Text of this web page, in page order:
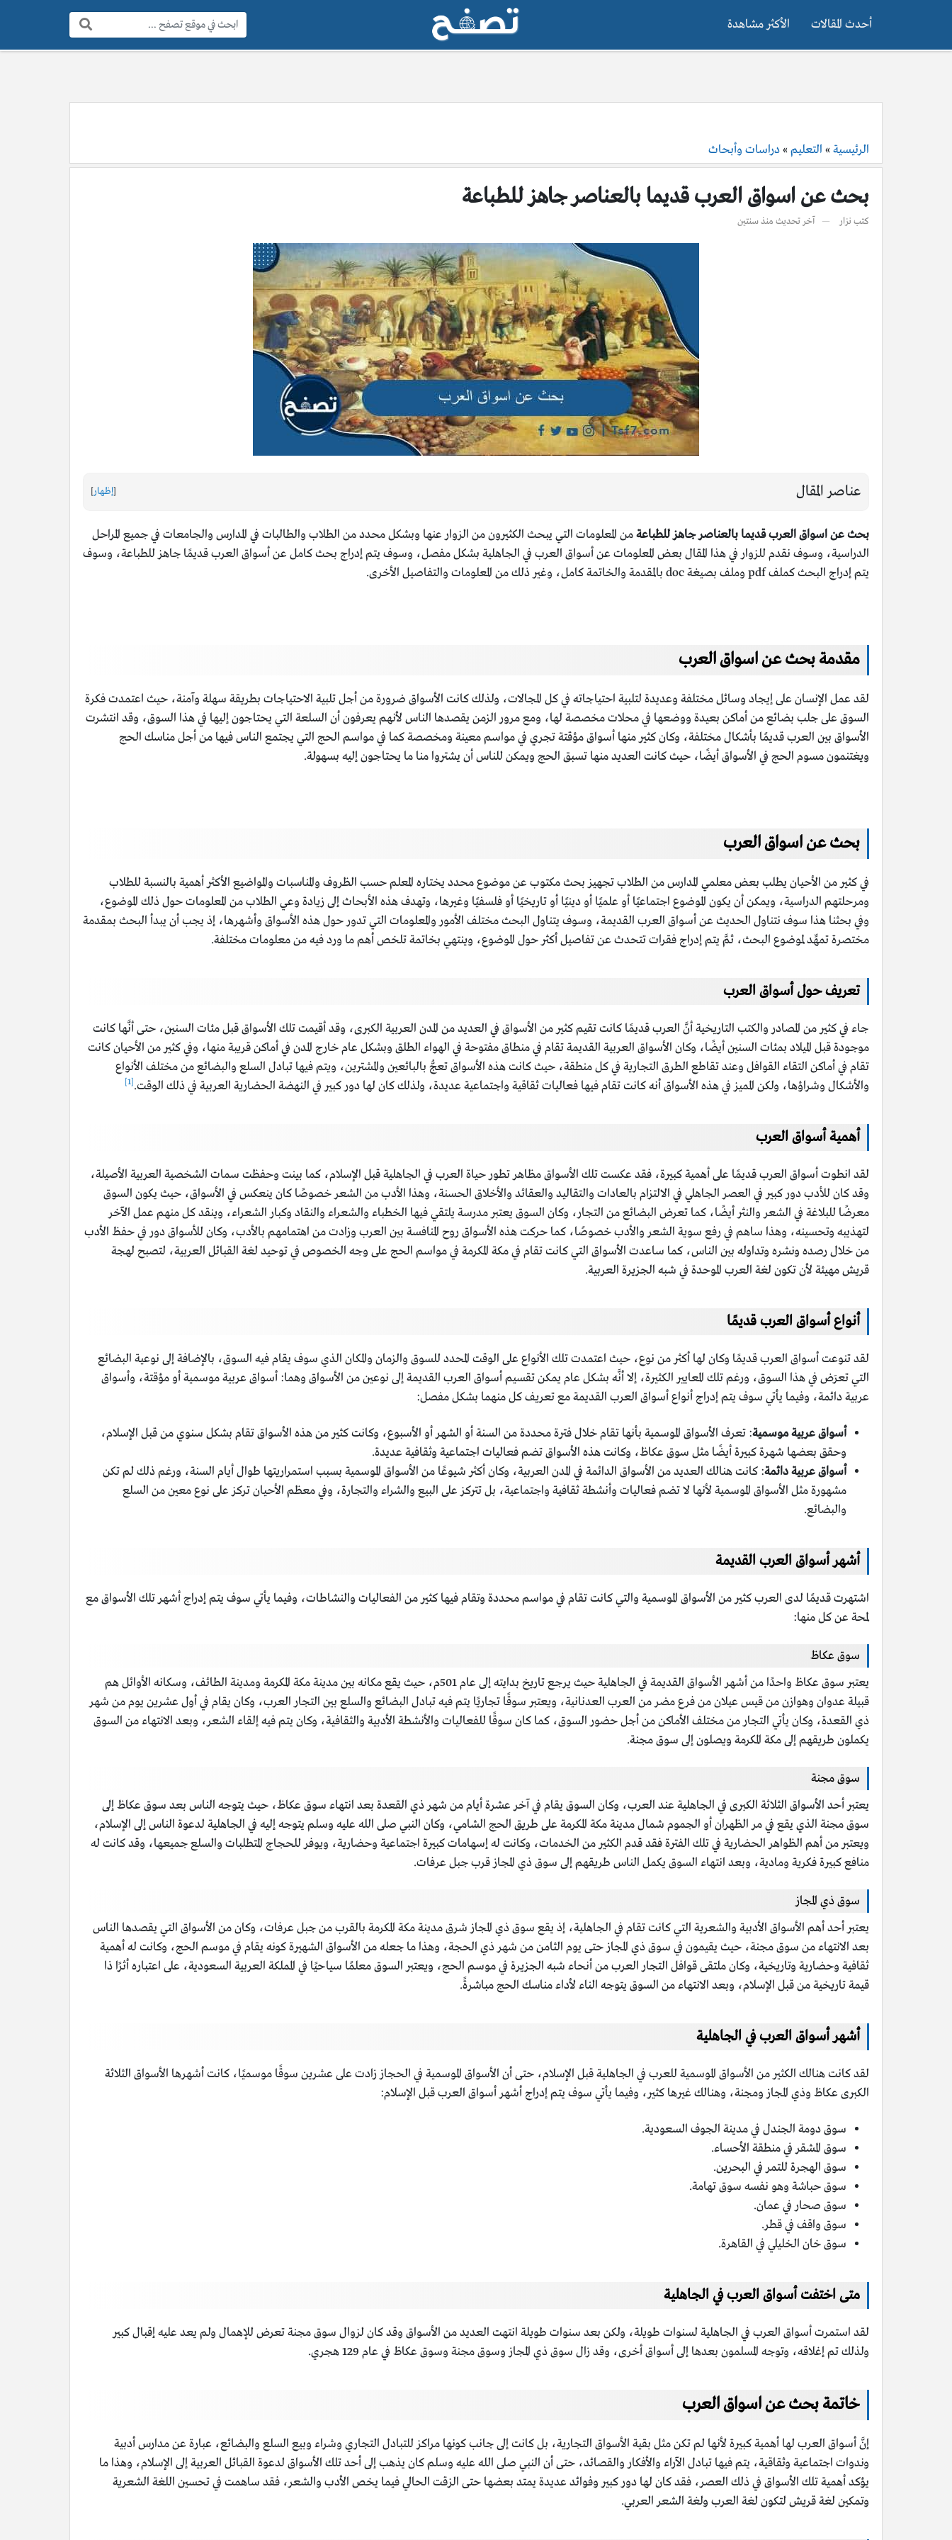
أحدث المقالات الأكثر مشاهدة
البحث:
الرئيسية » التعليم »دراسات وأبحاث
بحث عن اسواق العرب قديما بالعناصر جاهز للطباعة
كتب نزار آخر تحديث منذ سنتين
عناصر المقال [إظهار]
بحث عن اسواق العرب قديما بالعناصر جاهز للطباعةمن المعلومات التي يبحث الكثيرون من الزوار عنها وبشكل محدد من الطلاب والطالبات في المدارس والجامعات في جميع المراحل
الدراسية، وسوف نقدم للزوار في هذا المقال بعض المعلومات عن أسواق العرب في الجاهلية بشكل مفصل، وسوف يتم إدراج بحث كامل عن أسواق العرب قديمًا جاهز للطباعة، وسوف
يتم إدراج البحث كملف pdf وملف بصيغة doc بالمقدمة والخاتمة كامل، وغير ذلك من المعلومات والتفاصيل الأخرى.
مقدمة بحث عن اسواق العرب
لقد عمل الإنسان على إيجاد وسائل مختلفة وعديدة لتلبية احتياجاته في كل المجالات، ولذلك كانت الأسواق ضرورة من أجل تلبية الاحتياجات بطريقة سهلة وآمنة، حيث اعتمدت فكرة
السوق على جلب بضائع من أماكن بعيدة ووضعها في محلات مخصصة لها، ومع مرور الزمن يقصدها الناس لأنهم يعرفون أن السلعة التي يحتاجون إليها في هذا السوق، وقد انتشرت
الأسواق بين العرب قديمًا بأشكال مختلفة، وكان كثير منها أسواق مؤقتة تجري في مواسم معينة ومخصصة كما في مواسم الحج التي يجتمع الناس فيها من أجل مناسك الحج
ويغتنمون مسوم الحج في الأسواق أيضًا، حيث كانت العديد منها تسبق الحج ويمكن للناس أن يشتروا منا ما يحتاجون إليه بسهولة.
بحث عن اسواق العرب
في كثير من الأحيان يطلب بعض معلمي المدارس من الطلاب تجهيز بحث مكتوب عن موضوع محدد يختاره المعلم حسب الظروف والمناسبات والمواضيع الأكثر أهمية بالنسبة للطلاب
ومرحلتهم الدراسية، ويمكن أن يكون الموضوع اجتماعيًا أو علميًا أو دينيًا أو تاريخيًا أو فلسفيًا وغيرها، وتهدف هذه الأبحاث إلى زيادة وعي الطلاب من المعلومات حول ذلك الموضوع،
وفي بحثنا هذا سوف نتناول الحديث عن أسواق العرب القديمة، وسوف يتناول البحث مختلف الأمور والمعلومات التي تدور حول هذه الأسواق وأشهرها، إذ يجب أن يبدأ البحث بمقدمة
مختصرة تمهِّد لموضوع البحث، ثمَّ يتم إدراج فقرات تتحدث عن تفاصيل أكثر حول الموضوع، وينتهي بخاتمة تلخص أهم ما ورد فيه من معلومات مختلفة.
تعريف حول أسواق العرب
جاء في كثير من المصادر والكتب التاريخية أنَّ العرب قديمًا كانت تقيم كثير من الأسواق في العديد من المدن العربية الكبرى، وقد أقيمت تلك الأسواق قبل مئات السنين، حتى أنَّها كانت
موجودة قبل الميلاد بمئات السنين أيضًا، وكان الأسواق العربية القديمة تقام في منطاق مفتوحة في الهواء الطلق وبشكل عام خارج المدن في أماكن قريبة منها، وفي كثير من الأحيان كانت
تقام في أماكن التقاء القوافل وعند تقاطع الطرق التجارية في كل منطقة، حيث كانت هذه الأسواق تعجُّ بالبائعين والمشترين، ويتم فيها تبادل السلع والبضائع من مختلف الأنواع
والأشكال وشراؤها، ولكن المميز في هذه الأسواق أنه كانت تقام فيها فعاليات ثقاقية واجتماعية عديدة، ولذلك كان لها دور كبير في النهضة الحضارية العربية في ذلك الوقت.[1]
أهمية أسواق العرب
لقد انطوت أسواق العرب قديمًا على أهمية كبيرة، فقد عكست تلك الأسواق مظاهر تطور حياة العرب في الجاهلية قبل الإسلام، كما بينت وحفظت سمات الشخصية العربية الأصيلة،
وقد كان للأدب دور كبير في العصر الجاهلي في الالتزام بالعادات والتقاليد والعقائد والأخلاق الحسنة، وهذا الأدب من الشعر خصوصًا كان ينعكس في الأسواق، حيث يكون السوق
معرضًا للبلاغة في الشعر والنثر أيضًا، كما تعرض البضائع من التجار، وكان السوق يعتبر مدرسة يلتقي فيها الخطباء والشعراء والنقاد وكبار الشعراء، وينقد كل منهم عمل الآخر
لتهذيبه وتحسينه، وهذا ساهم في رفع سوية الشعر والأدب خصوصًا، كما حركت هذه الأسواق روح المنافسة بين العرب وزادت من اهتمامهم بالأدب، وكان للأسواق دور في حفظ الأدب
من خلال رصده ونشره وتداوله بين الناس، كما ساعدت الأسواق التي كانت تقام في مكة المكرمة في مواسم الحج على وجه الخصوص في توحيد لغة القبائل العربية، لتصبح لهجة
قريش مهيئة لأن تكون لغة العرب الموحدة في شبه الجزيرة العربية.
أنواع أسواق العرب قديمًا
لقد تنوعت أسواق العرب قديمًا وكان لها أكثر من نوع، حيث اعتمدت تلك الأنواع على الوقت المحدد للسوق والزمان والمكان الذي سوف يقام فيه السوق، بالإضافة إلى نوعية البضائع
التي تعرَض في هذا السوق، ورغم تلك المعايير الكثيرة، إلا أنَّه بشكل عام يمكن تقسيم أسواق العرب القديمة إلى نوعين من الأسواق وهما: أسواق عربية موسمية أو مؤقتة، وأسواق
عربية دائمة، وفيما يأتي سوف يتم إدراج أنواع أسواق العرب القديمة مع تعريف كل منهما بشكل مفصل:
أسواق عربية موسمية: تعرف الأسواق الموسمية بأنها تقام خلال فترة محددة من السنة أو الشهر أو الأسبوع، وكانت كثير من هذه الأسواق تقام بشكل سنوي من قبل الإسلام،
وحقق بعضها شهرة كبيرة أيضًا مثل سوق عكاظ، وكانت هذه الأسواق تضم فعاليات اجتماعية وثقافية عديدة.
أسواق عربية دائمة: كانت هنالك العديد من الأسواق الدائمة في المدن العربية، وكان أكثر شيوعًا من الأسواق الموسمية بسبب استمراريتها طوال أيام السنة، ورغم ذلك لم تكن
مشهورة مثل الأسواق الموسمية لأنها لا تضم فعاليات وأنشطة ثقافية واجتماعية، بل تتركز على البيع والشراء والتجارة، وفي معظم الأحيان تركز على نوع معين من السلع
والبضائع.
أشهر أسواق العرب القديمة
اشتهرت قديمًا لدى العرب كثير من الأسواق الموسمية والتي كانت تقام في مواسم محددة وتقام فيها كثير من الفعاليات والنشاطات، وفيما يأتي سوف يتم إدراج أشهر تلك الأسواق مع
لمحة عن كل منها:
سوق عكاظ
يعتبر سوق عكاظ واحدًا من أشهر الأسواق القديمة في الجاهلية حيث يرجع تاريخ بدايته إلى عام 501م، حيث يقع مكانه بين مدينة مكة المكرمة ومدينة الطائف، وسكانه الأوائل هم
قبيلة عدوان وهوازن من قيس عيلان من فرع مضر من العرب العدنانية، ويعتبر سوقًا تجاريًا يتم فيه تبادل البضائع والسلع بين التجار العرب، وكان يقام في أول عشرين يوم من شهر
ذي القعدة، وكان يأتي التجار من مختلف الأماكن من أجل حضور السوق، كما كان سوقًا للفعاليات والأنشطة الأدبية والثقافية، وكان يتم فيه إلقاء الشعر، وبعد الانتهاء من السوق
يكملون طريقهم إلى مكة المكرمة ويصلون إلى سوق مجنة.
سوق مجنة
يعتبر أحد الأسواق الثلاثة الكبرى في الجاهلية عند العرب، وكان السوق يقام في آخر عشرة أيام من شهر ذي القعدة بعد انتهاء سوق عكاظ، حيث يتوجه الناس بعد سوق عكاظ إلى
سوق مجنة الذي يقع في مر الظهران أو الجموم شمال مدينة مكة المكرمة على طريق الحج الشامي، وكان النبي صلى الله عليه وسلم يتوجه إليه في الجاهلية لدعوة الناس إلى الإسلام،
ويعتبر من أهم الظواهر الحضارية في تلك الفترة فقد قدم الكثير من الخدمات، وكانت له إسهامات كبيرة اجتماعية وحضارية، ويوفر للحجاج المتطلبات والسلع جميعها، وقد كانت له
منافع كبيرة فكرية ومادية، وبعد انتهاء السوق يكمل الناس طريقهم إلى سوق ذي المجاز قرب جبل عرفات.
سوق ذي المجاز
يعتبر أحد أهم الأسواق الأدبية والشعرية التي كانت تقام في الجاهلية، إذ يقع سوق ذي المجاز شرق مدينة مكة المكرمة بالقرب من جبل عرفات، وكان من الأسواق التي يقصدها الناس
بعد الانتهاء من سوق مجنة، حيث يقيمون في سوق ذي المجاز حتى يوم الثامن من شهر ذي الحجة، وهذا ما جعله من الأسواق الشهيرة كونه يقام في موسم الحج، وكانت له أهمية
ثقافية وحضارية وتاريخية، وكان ملتقى قوافل التجار العرب من أنحاء شبه الجزيرة في موسم الحج، ويعتبر السوق معلمًا سياحيًا في المملكة العربية السعودية، على اعتباره أثرًا ذا
قيمة تاريخية من قبل الإسلام، وبعد الانتهاء من السوق يتوجه الناء لأداء مناسك الحج مباشرةً.
أشهر أسواق العرب في الجاهلية
لقد كانت هنالك الكثير من الأسواق الموسمية للعرب في الجاهلية قبل الإسلام، حتى أن الأسواق الموسمية في الحجاز زادت على عشرين سوقًا موسميًا، كانت أشهرها الأسواق الثلاثة
الكبرى عكاظ وذي المجاز ومجنة، وهنالك غيرها كثير، وفيما يأتي سوف يتم إدراج أشهر أسواق العرب قبل الإسلام:
سوق دومة الجندل في مدينة الجوف السعودية.
سوق المشقر في منطقة الأحساء.
سوق الهجرة للتمر في البحرين.
سوق حباشة وهو نفسه سوق تهامة.
سوق صحار في عمان.
سوق واقف في قطر.
سوق خان الخليلي في القاهرة.
متى اختفت أسواق العرب في الجاهلية
لقد استمرت أسواق العرب في الجاهلية لسنوات طويلة، ولكن بعد سنوات طويلة انتهت العديد من الأسواق وقد كان لزوال سوق مجنة تعرض للإهمال ولم يعد عليه إقبال كبير
ولذلك تم إغلاقه، وتوجه المسلمون بعدها إلى أسواق أخرى، وقد زال سوق ذي المجاز وسوق مجنة وسوق عكاظ في عام 129 هجري.
خاتمة بحث عن اسواق العرب
إنَّ أسواق العرب لها أهمية كبيرة لأنها لم تكن مثل بقية الأسواق التجارية، بل كانت إلى جانب كونها مراكز للتبادل التجاري وشراء وبيع السلع والبضائع، عبارة عن مدارس أدبية
وندوات اجتماعية وثقاقية، يتم فيها تبادل الآراء والأفكار والقصائد، حتى أن النبي صلى الله عليه وسلم كان يذهب إلى أحد تلك الأسواق لدعوة القبائل العربية إلى الإسلام، وهذا ما
يؤكد أهمية تلك الأسواق في ذلك العصر، فقد كان لها دور كبير وفوائد عديدة يمتد بعضها حتى الزقت الحالي فيما يخص الأدب والشعر، فقد ساهمت في تحسين اللغة الشعرية
وتمكين لغة قريش لتكون لغة العرب ولغة الشعر العربي.